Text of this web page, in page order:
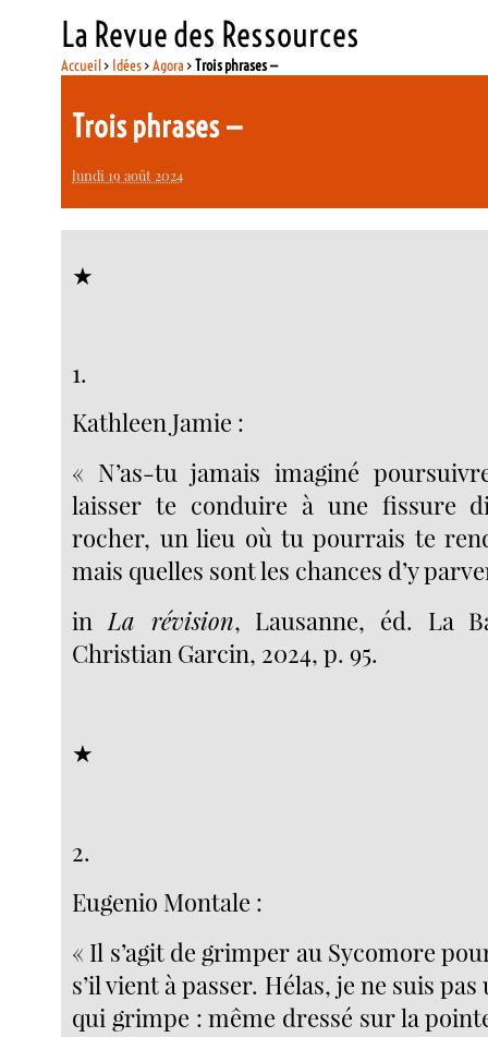
La Revue des Ressources
Accueil> Idées>Agora >Trois phrases —
Trois phrases —
lundi 19 août 2024
★
1.
Kathleen Jamie :
« N’as-tu jamais imaginé
laisser te conduire à une fissure
rocher, un lieu où tu pourrais te
mais quelles sont les chances d’y
in La révision, Lausanne, éd. La
Christian Garcin, 2024, p. 95.
★
2.
Eugenio Montale :
« Il s’agit de grimper au Sycomore
s’il vient à passer. Hélas, je ne suis
qui grimpe : même dressé sur la